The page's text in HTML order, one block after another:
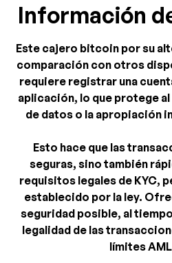
Información
Este cajero bitcoin por su
comparación con otros
requiere registrar una
aplicación, lo que protege
de datos o la apropiación
Esto hace que las
seguras, sino también
requisitos legales de KYC,
establecido por la ley.
seguridad posible, al
legalidad de las
límites AML